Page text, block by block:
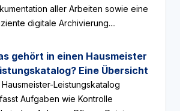
aller Arbeiten sowie eine
digitale Archivierung....
gehört in einen Hausmeister
Eine Übersicht
Hausmeister-Leistungskatalog
Aufgaben wie Kontrolle